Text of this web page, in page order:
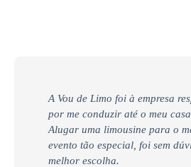
A Vou de Limo foi à empresa
por me conduzir até o meu
Alugar uma limousine para o
evento tão especial, foi sem
melhor escolha.